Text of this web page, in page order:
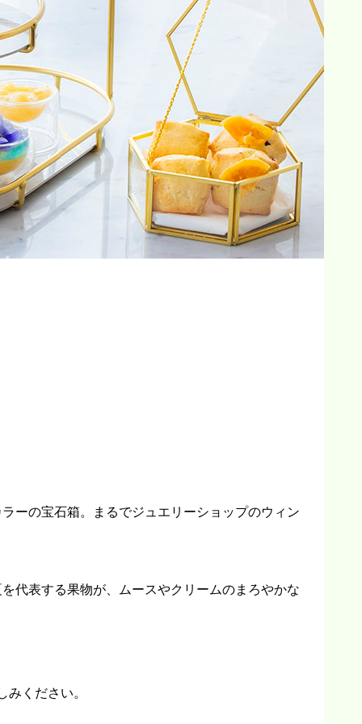
ーの宝石箱。まるでジュエリーショップのウィン
代表する果物が、ムースやクリームのまろやかな
ください。